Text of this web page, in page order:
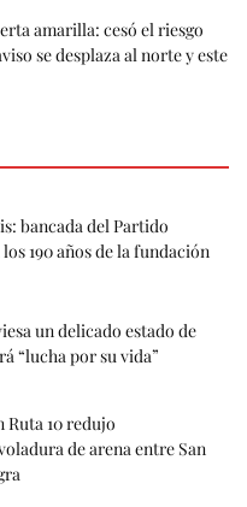
amarilla: cesó el riesgo
se desplaza al norte y este
bancada del Partido
190 años de la fundación
un delicado estado de
“lucha por su vida”
10 redujo
de arena entre San